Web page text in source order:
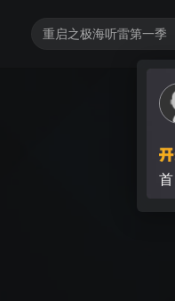
首